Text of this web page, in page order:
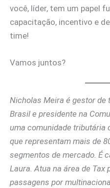
você, líder, tem um papel
capacitação, incentivo e
time!
Vamos juntos?
Nicholas Meira é gestor de
Brasil e presidente na
uma comunidade tributária
que representam mais de
segmentos de mercado. É
Laura. Atua na área de Tax
passagens por